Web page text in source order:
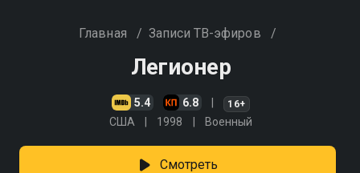
Главная / Записи ТВ-эфиров /
Легионер
5.4 6.8 16+
США 1998 Военный
Смотреть